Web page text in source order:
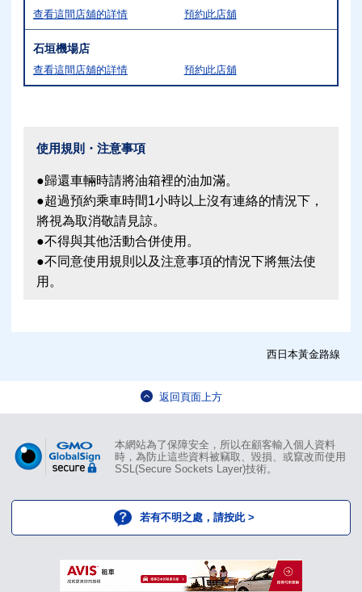
查看這間店舖的詳情 預約此店舖
石垣機場店
查看這間店舖的詳情 預約此店舖
使用規則・注意事項
●歸還車輛時請將油箱裡的油加滿。
●超過預約乘車時間1小時以上沒有連絡的情況下，
將視為取消敬請見諒。
●不得與其他活動合併使用。
●不同意使用規則以及注意事項的情況下將無法使
用。
西日本黃金路線
返回頁面上方
本網站為了保障安全，所以在顧客輸入個人資料
時，為防止這些資料被竊取、毀損、或竄改而使用
SSL(Secure Sockets Layer)技術。
若有不明之處，請按此 >